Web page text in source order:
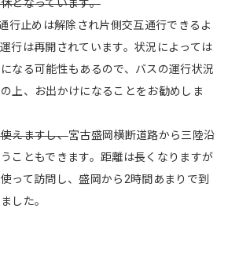
となっています。
行止めは解除され片側交互通行できるよ
行は再開されています。状況によっては
なる可能性もあるので、バスの運行状況
上、お出かけになることをお勧めしま
えますし、宮古盛岡横断道路から三陸沿
こともできます。距離は長くなりますが
って訪問し、盛岡から2時間あまりで到
した。